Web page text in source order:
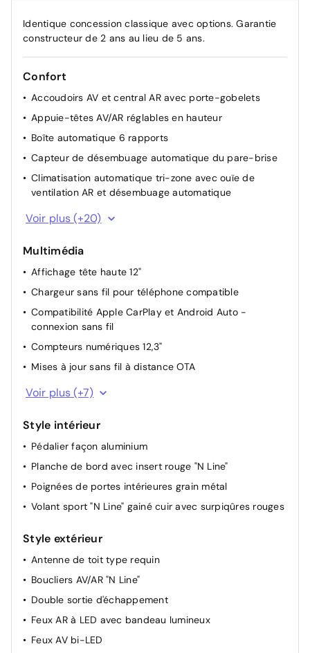
Identique concession classique avec options. Garantie
constructeur de 2 ans au lieu de 5 ans.
Confort
Accoudoirs AV et central AR avec porte-gobelets
Appuie-têtes AV/AR réglables en hauteur
Boîte automatique 6 rapports
Capteur de désembuage automatique du pare-brise
Climatisation automatique tri-zone avec ouïe de
ventilation AR et désembuage automatique
Console centrale avec bac de rangement sous
l'accoudoir AV
Dossier AR rabattable 40/20/40 à distance avec
Drive Mode
Eclairage d'ambiance intérieur à LED personnalisable
Filet de coffre
Hayon mains-libres intelligent
Pare-brise avec film acoustique
Pare-soleils intégrés dans les portes AR
Poches aumonières au dos des sièges AV
Rails de toit
Rétroviseurs électriques dégivrants, rabattables
électriquement avec clignotants intégrés
Siège conducteur avec support lombaire électrique
Sièges AR inclinables
Sièges AV chauffants
Sièges AV réglables électriquement (à mémoire côté
Voir plus (+20)
Multimédia
Affichage tête haute 12"
Chargeur sans fil pour téléphone compatible
Compatibilité Apple CarPlay et Android Auto -
connexion sans fil
Compteurs numériques 12,3"
Mises à jour sans fil à distance OTA
Prise USB type C AV
Réception radio numérique terrestre (DAB)
Services connectés BlueLink
Système audio premium Krell avec subwoofer et
amplificateur
Système de navigation Europe avec programme de
mise à jour de la cartographie
Système multimédia avec écran couleur tactile 12,3"
Voir plus (+7)
Style intérieur
Pédalier façon aluminium
Planche de bord avec insert rouge "N Line"
Poignées de portes intérieures grain métal
Volant sport "N Line" gainé cuir avec surpiqûres rouges
Style extérieur
Antenne de toit type requin
Boucliers AV/AR "N Line"
Double sortie d'échappement
Feux AR à LED avec bandeau lumineux
Feux AV bi-LED